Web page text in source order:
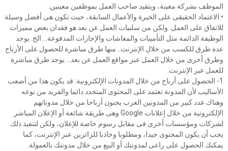
الموظف بشركة معينة، ويتقيد صاحب العمل بموظفين معينين.
• الاعتماد الحقيقى على الخبرة والأعمال السابقة، حيث تكون هى أفضل وسيلة
للاتفاق على العمل. ولكن من سلبيات العمل عن بعد هو فقدان بعض مميزات
الوظيفة الدائمة مثل التأمينات والمعاشات والإجازات المدفوعة... الخ. يوجد
عدة طرق للكسب من خلال الإنترنت.. منها طرق مباشرة للحصول على الأرباح
وطرق أخرى من خلال العمل عبر مواقع العمل عن بعد... يوجد طرق مباشرة
للعمل عبر الإنترنت:
1- الحصول على أرباح من خلال المدونات الإلكترونية: قد يكون هذا من أصعب
الأساليب لأن المدونة تعتمد على المحتوى المتجدد دائما والفريد من نوعه
وهناك عدد كبير من المدونين العرب يجنون أرباحا من خلال مدوناتهم
الإلكترونية من خلال إعلانات Google وهى طريقة شائعة أو الإعلان المباشر
لشركات ومؤسسات أخرى فى مقابل رسوم خاصة للإعلان، ولكن لتنفيذ ذلك
يجب أن يكون المحتوى جيدا، ومطلوبا وجاذبا للزائرين عبر الإنترنت، كما
يمكنك الحصول على راعى لمدونتك أو البيع من خلال مدونتك بالعمولة.